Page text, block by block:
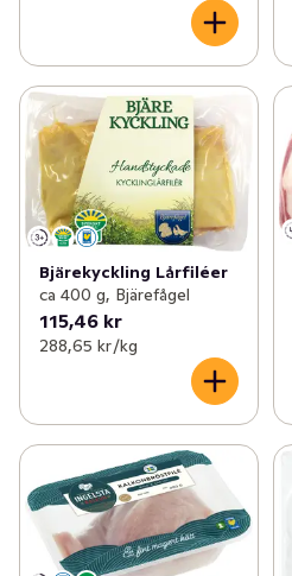
Bjärekyckling Lårfiléer
ca 400 g, Bjärefågel
115,46 kr
288,65 kr /kg